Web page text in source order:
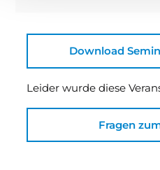
Download
Leider wurde diese
Fragen